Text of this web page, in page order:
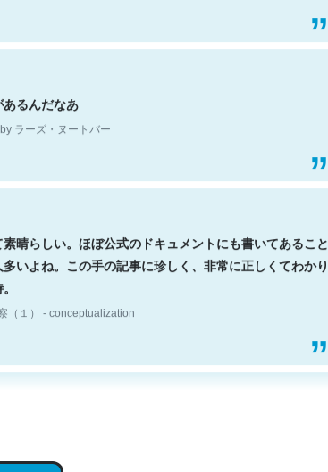
るんだなあ
ラーズ・ヌートバー
晴らしい。ほぼ公式のドキュメントにも書いてあること
いよね。この手の記事に珍しく、非常に正しくてわかり
。
（１） - conceptualization